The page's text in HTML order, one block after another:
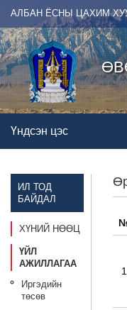
АЛБАН ЁСНЫ ЦАХИМ
Үндсэн цэс
ИЛ ТОД
БАЙДАЛ
ХҮНИЙ НӨӨЦ
ҮЙЛ
АЖИЛЛАГАА
Иргэдийн
төсөв
1